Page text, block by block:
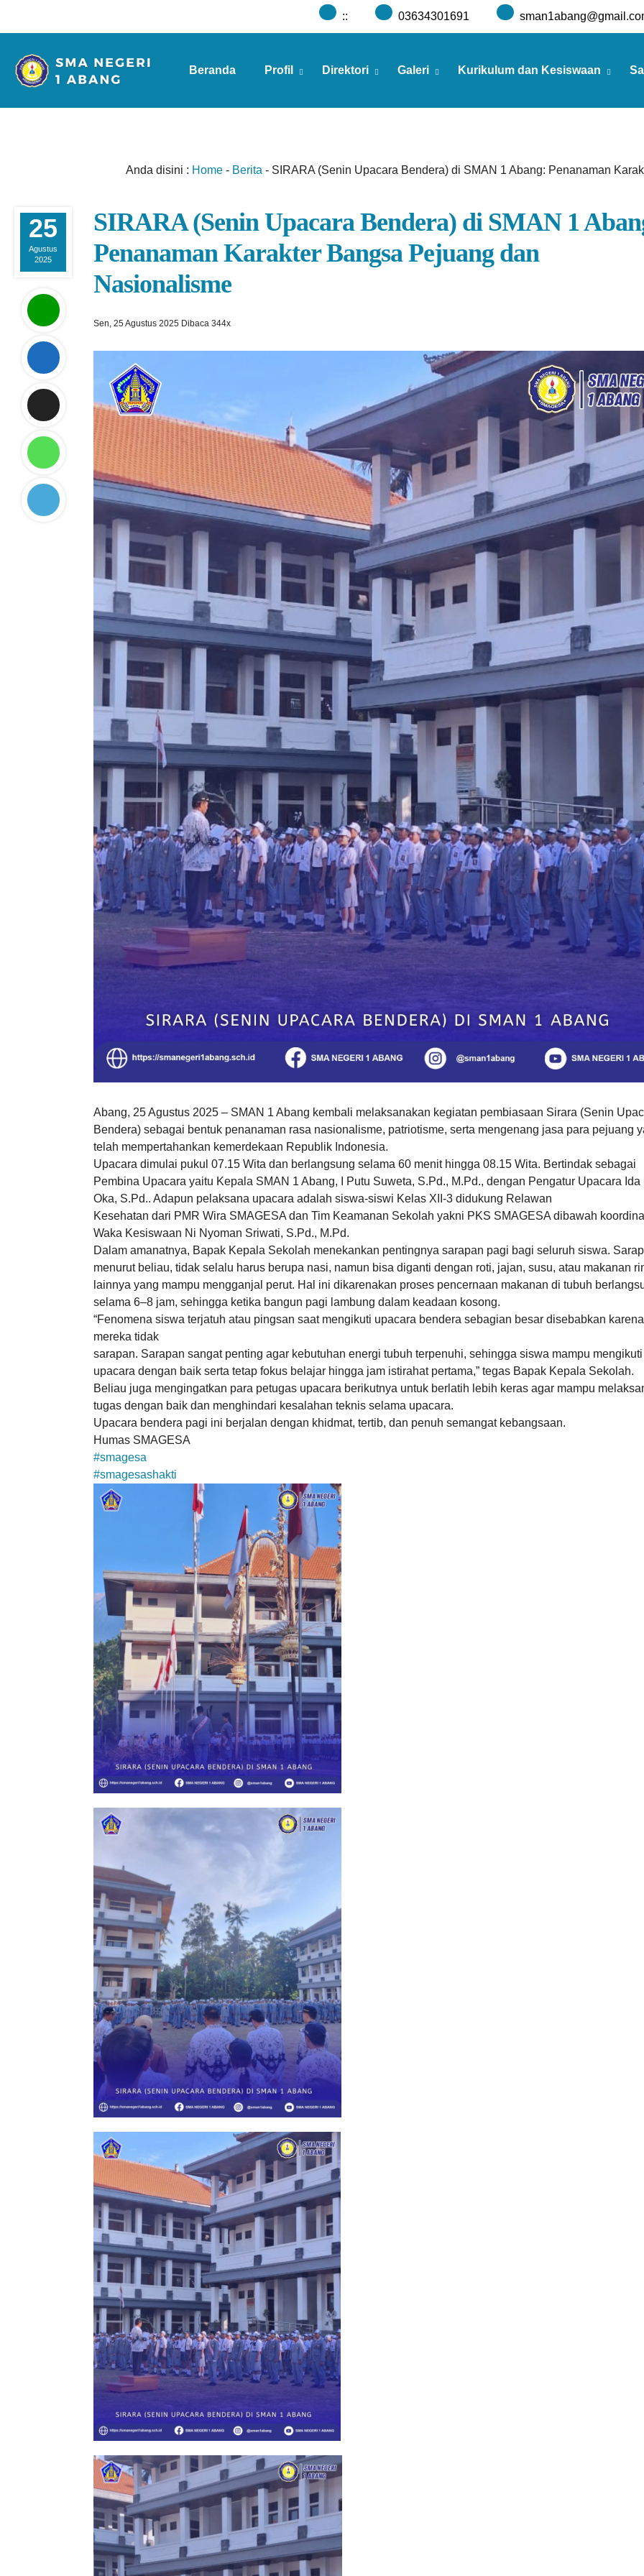
:: 03634301691
Beranda Profil Direktori Galeri Kurikulum dan Kesiswaan
Anda disini : Home- Berita - SIRARA (Senin Upacara Bendera) di SMAN 1 Abang: Penanaman
25
Agustus
2025
SIRARA (Senin Upacara Bendera) di SMAN 1
Penanaman Karakter Bangsa Pejuang dan
Nasionalisme
Sen, 25 Agustus 2025 Dibaca 344x
Abang, 25 Agustus 2025 – SMAN 1 Abang kembali melaksanakan kegiatan pembiasaan Sirara (Senin
Bendera) sebagai bentuk penanaman rasa nasionalisme, patriotisme, serta mengenang jasa para pejuang
telah mempertahankan kemerdekaan Republik Indonesia.
Upacara dimulai pukul 07.15 Wita dan berlangsung selama 60 menit hingga 08.15 Wita. Bertindak sebagai
Pembina Upacara yaitu Kepala SMAN 1 Abang, I Putu Suweta, S.Pd., M.Pd., dengan Pengatur Upacara Ida
Oka, S.Pd.. Adapun pelaksana upacara adalah siswa-siswi Kelas XII-3 didukung Relawan
Kesehatan dari PMR Wira SMAGESA dan Tim Keamanan Sekolah yakni PKS SMAGESA dibawah
Waka Kesiswaan Ni Nyoman Sriwati, S.Pd., M.Pd.
Dalam amanatnya, Bapak Kepala Sekolah menekankan pentingnya sarapan pagi bagi seluruh siswa.
menurut beliau, tidak selalu harus berupa nasi, namun bisa diganti dengan roti, jajan, susu, atau makanan
lainnya yang mampu mengganjal perut. Hal ini dikarenakan proses pencernaan makanan di tubuh
selama 6–8 jam, sehingga ketika bangun pagi lambung dalam keadaan kosong.
“Fenomena siswa terjatuh atau pingsan saat mengikuti upacara bendera sebagian besar disebabkan karena
mereka tidak
sarapan. Sarapan sangat penting agar kebutuhan energi tubuh terpenuhi, sehingga siswa mampu mengikuti
upacara dengan baik serta tetap fokus belajar hingga jam istirahat pertama,” tegas Bapak Kepala Sekolah.
Beliau juga mengingatkan para petugas upacara berikutnya untuk berlatih lebih keras agar mampu
tugas dengan baik dan menghindari kesalahan teknis selama upacara.
Upacara bendera pagi ini berjalan dengan khidmat, tertib, dan penuh semangat kebangsaan.
Humas SMAGESA
#smagesa
#smagesashakti